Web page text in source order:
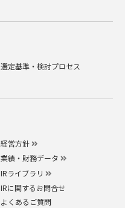
選定基準・検討プロセス
経営方針
業績・財務データ
IRライブラリ
IRに関するお問合せ
よくあるご質問